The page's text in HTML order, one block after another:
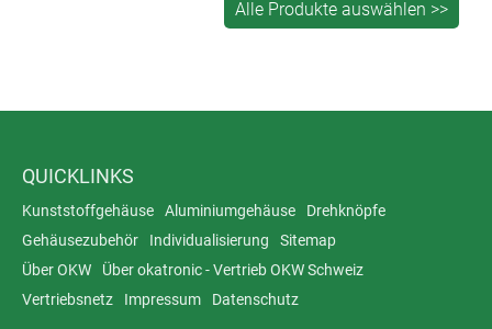
QUICKLINKS
Kunststoffgehäuse Aluminiumgehäuse
Drehknöpfe
Gehäusezubehör
Individualisierung
Sitemap
Über OKW
Über okatronic - Vertrieb OKW Schweiz
Vertriebsnetz
Impressum Datenschutz